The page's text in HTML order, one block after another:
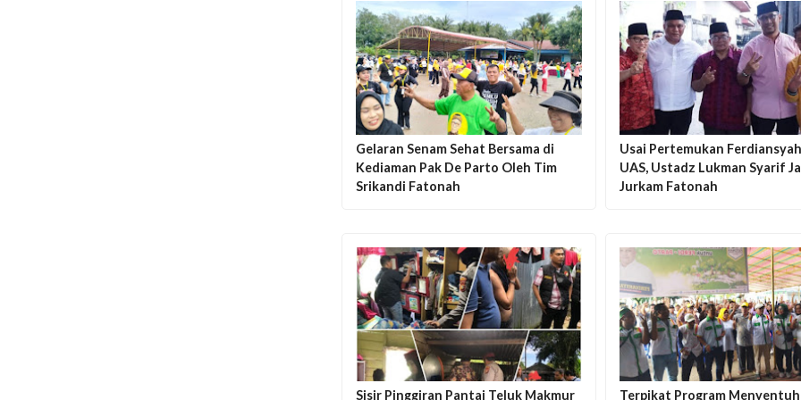
Gelaran Senam Sehat Bersama di
Kediaman Pak De Parto Oleh Tim
Srikandi Fatonah
Usai Pertemukan
UAS, Ustadz Lukman Syarif
Jurkam Fatonah
Sisir Pinggiran Pantai Teluk Makmur Terpikat Program Menyentuh